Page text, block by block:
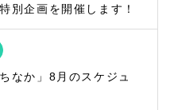
別企画を開催します！
なか」8月のスケジュ